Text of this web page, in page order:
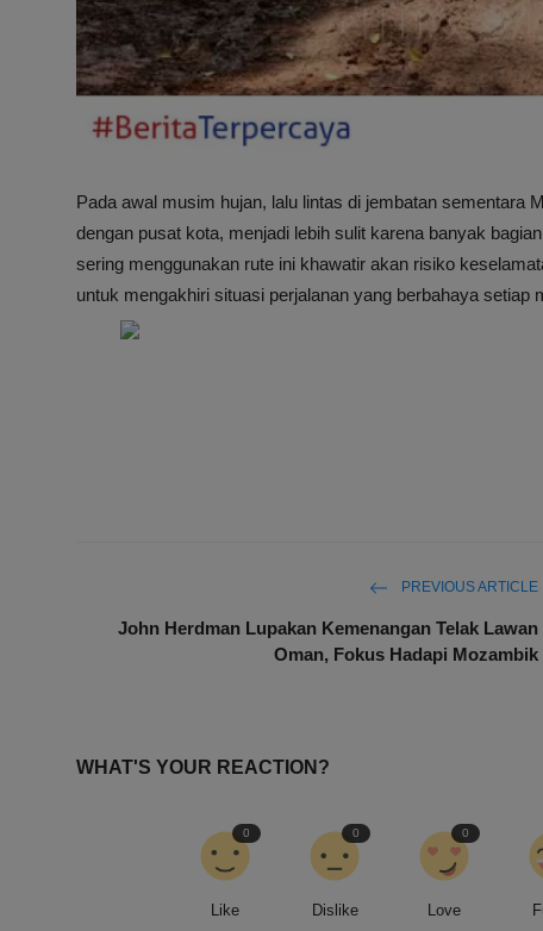
Pada awal musim hujan, lalu lintas di jembatan sementara
dengan pusat kota, menjadi lebih sulit karena banyak
sering menggunakan rute ini khawatir akan risiko
untuk mengakhiri situasi perjalanan yang berbahaya setiap
PREVIOUS ARTICLE
John Herdman Lupakan Kemenangan Telak Lawan
Oman, Fokus Hadapi Mozambik
WHAT'S YOUR REACTION?
Like
0
Dislike
0
Love
0